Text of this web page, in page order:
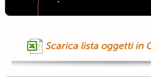
Scarica lista oggetti in